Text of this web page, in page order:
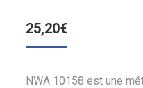
25,20€
NWA 10158 est une